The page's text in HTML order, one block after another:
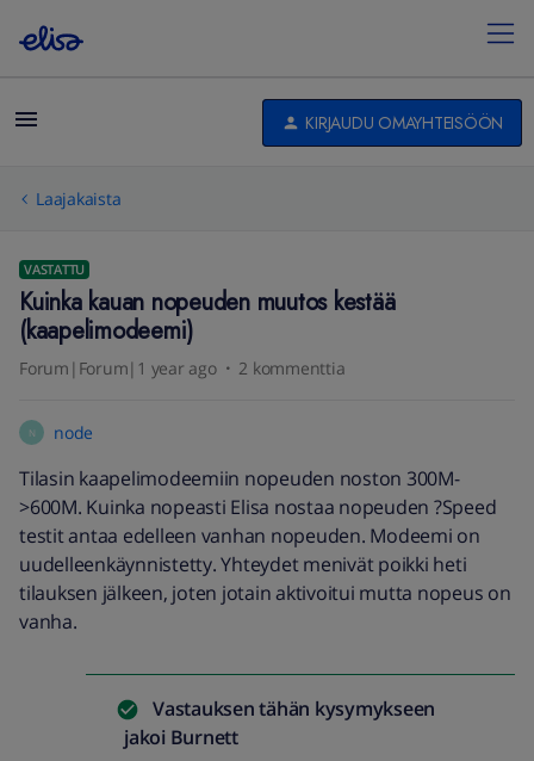
KIRJAUDU OMAYHTEISÖÖN
Laajakaista
VASTATTU
Kuinka kauan nopeuden muutos kestää
(kaapelimodeemi)
Forum|Forum|1 year ago 2 kommenttia
N node
Tilasin kaapelimodeemiin nopeuden noston 300M-
>600M. Kuinka nopeasti Elisa nostaa nopeuden ?Speed
testit antaa edelleen vanhan nopeuden. Modeemi on
uudelleenkäynnistetty. Yhteydet menivät poikki heti
tilauksen jälkeen, joten jotain aktivoitui mutta nopeus on
vanha.
Vastauksen tähän kysymykseen
jakoi Burnett